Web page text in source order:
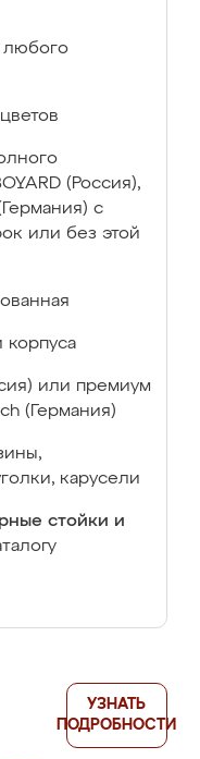
любого
(Россия),
с
или без этой
корпуса
или премиум
(Германия)
карусели
стойки и
УЗНАТЬ
ПОДРОБНОСТИ